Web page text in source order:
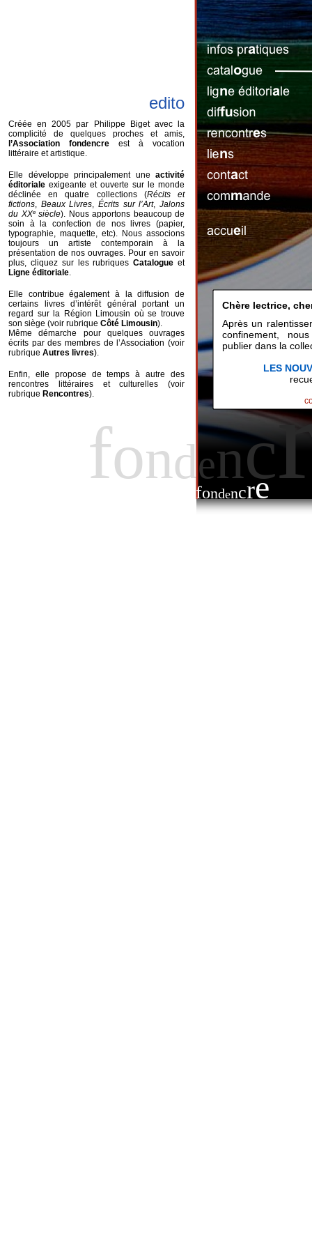
fondenc
edito
Créée en 2005 par Philippe Biget avec la
complicité de quelques proches et amis,
l’Association fondencre est à vocation
littéraire et artistique.
Elle développe principalement une activité
éditoriale exigeante et ouverte sur le monde
déclinée en quatre collections (Récits et
fictions, Beaux Livres,Écrits sur l’Art,Jalons
du XXesiècle). Nous apportons beaucoup de
soin à la confection de nos livres (papier,
typographie, maquette, etc). Nous associons
toujours un artiste contemporain à la
présentation de nos ouvrages. Pour en savoir
plus, cliquez sur les rubriquesCatalogue et
Ligne éditoriale.
Elle contribue également à la diffusion de
certains livres d’intérêt général portant un
regard sur la Région Limousin où se trouve
son siège (voir rubrique Côté Limousin).
Même démarche pour quelques ouvrages
écrits par des membres de l’Association (voir
rubrique Autres livres).
Enfin, elle propose de temps à autre des
rencontres littéraires et culturelles (voir
rubrique Rencontres).
fondencre
Chère lectrice,
Après un
confinement,
publier dans la
LES